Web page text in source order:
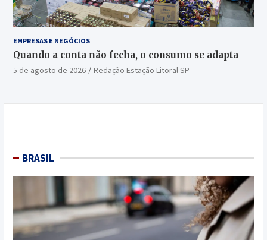
EMPRESAS E NEGÓCIOS
Quando a conta não fecha, o consumo se adapta
5 de agosto de 2026 Redação Estação Litoral SP
BRASIL